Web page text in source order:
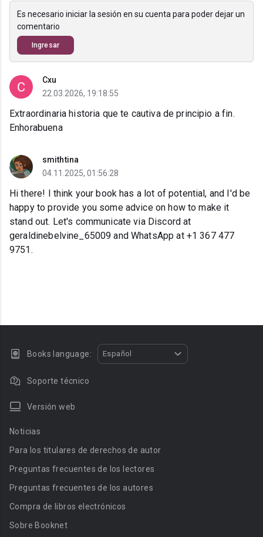
Es necesario iniciar la sesión en su cuenta para poder dejar un
comentario
Ingresar
Cxu
22.03.2026, 19:18:55
Extraordinaria historia que te cautiva de principio a fin.
Enhorabuena
smithtina
04.11.2025, 01:56:28
Hi there! I think your book has a lot of potential, and I'd be
happy to provide you some advice on how to make it
stand out. Let's communicate via Discord at
geraldinebelvine_65009 and WhatsApp at +1 367 477
9751.
Books language: Español
Soporte técnico
Versión web
Noticias
Para los titulares de derechos de autor
Preguntas frecuentes de los lectores
Preguntas frecuentes de los autores
Compra de libros electrónicos
Sobre Booknet